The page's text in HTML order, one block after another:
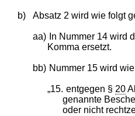
b) Absatz 2 wird wie folgt
aa)
In Nummer 14 wird
Komma ersetzt.
bb) Nummer 15 wird
„15. entgegen § 20
genannte
oder nicht